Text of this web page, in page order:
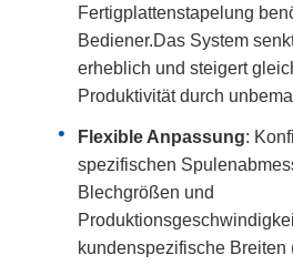
Fertigplattenstapelung
Bediener.Das System
erheblich und steigert
Produktivität durch
Flexible Anpassung:
spezifischen
Blechgrößen und
kundenspezifische Breiten